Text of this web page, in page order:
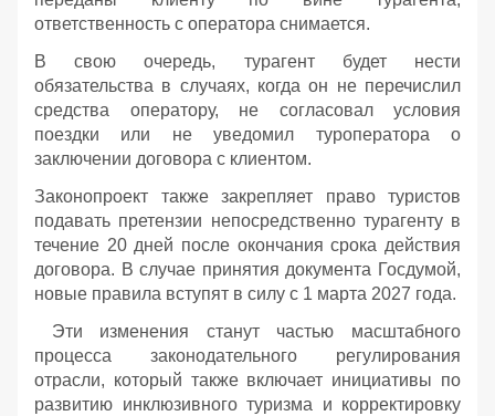
ответственность с оператора снимается.
В свою очередь, турагент будет нести
обязательства в случаях, когда он не перечислил
средства оператору, не согласовал условия
поездки или не уведомил туроператора о
заключении договора с клиентом.
Законопроект также закрепляет право туристов
подавать претензии непосредственно турагенту в
течение 20 дней после окончания срока действия
договора. В случае принятия документа Госдумой,
новые правила вступят в силу с 1 марта 2027 года.
Эти изменения станут частью масштабного
процесса законодательного регулирования
отрасли, который также включает инициативы по
развитию инклюзивного туризма и корректировку